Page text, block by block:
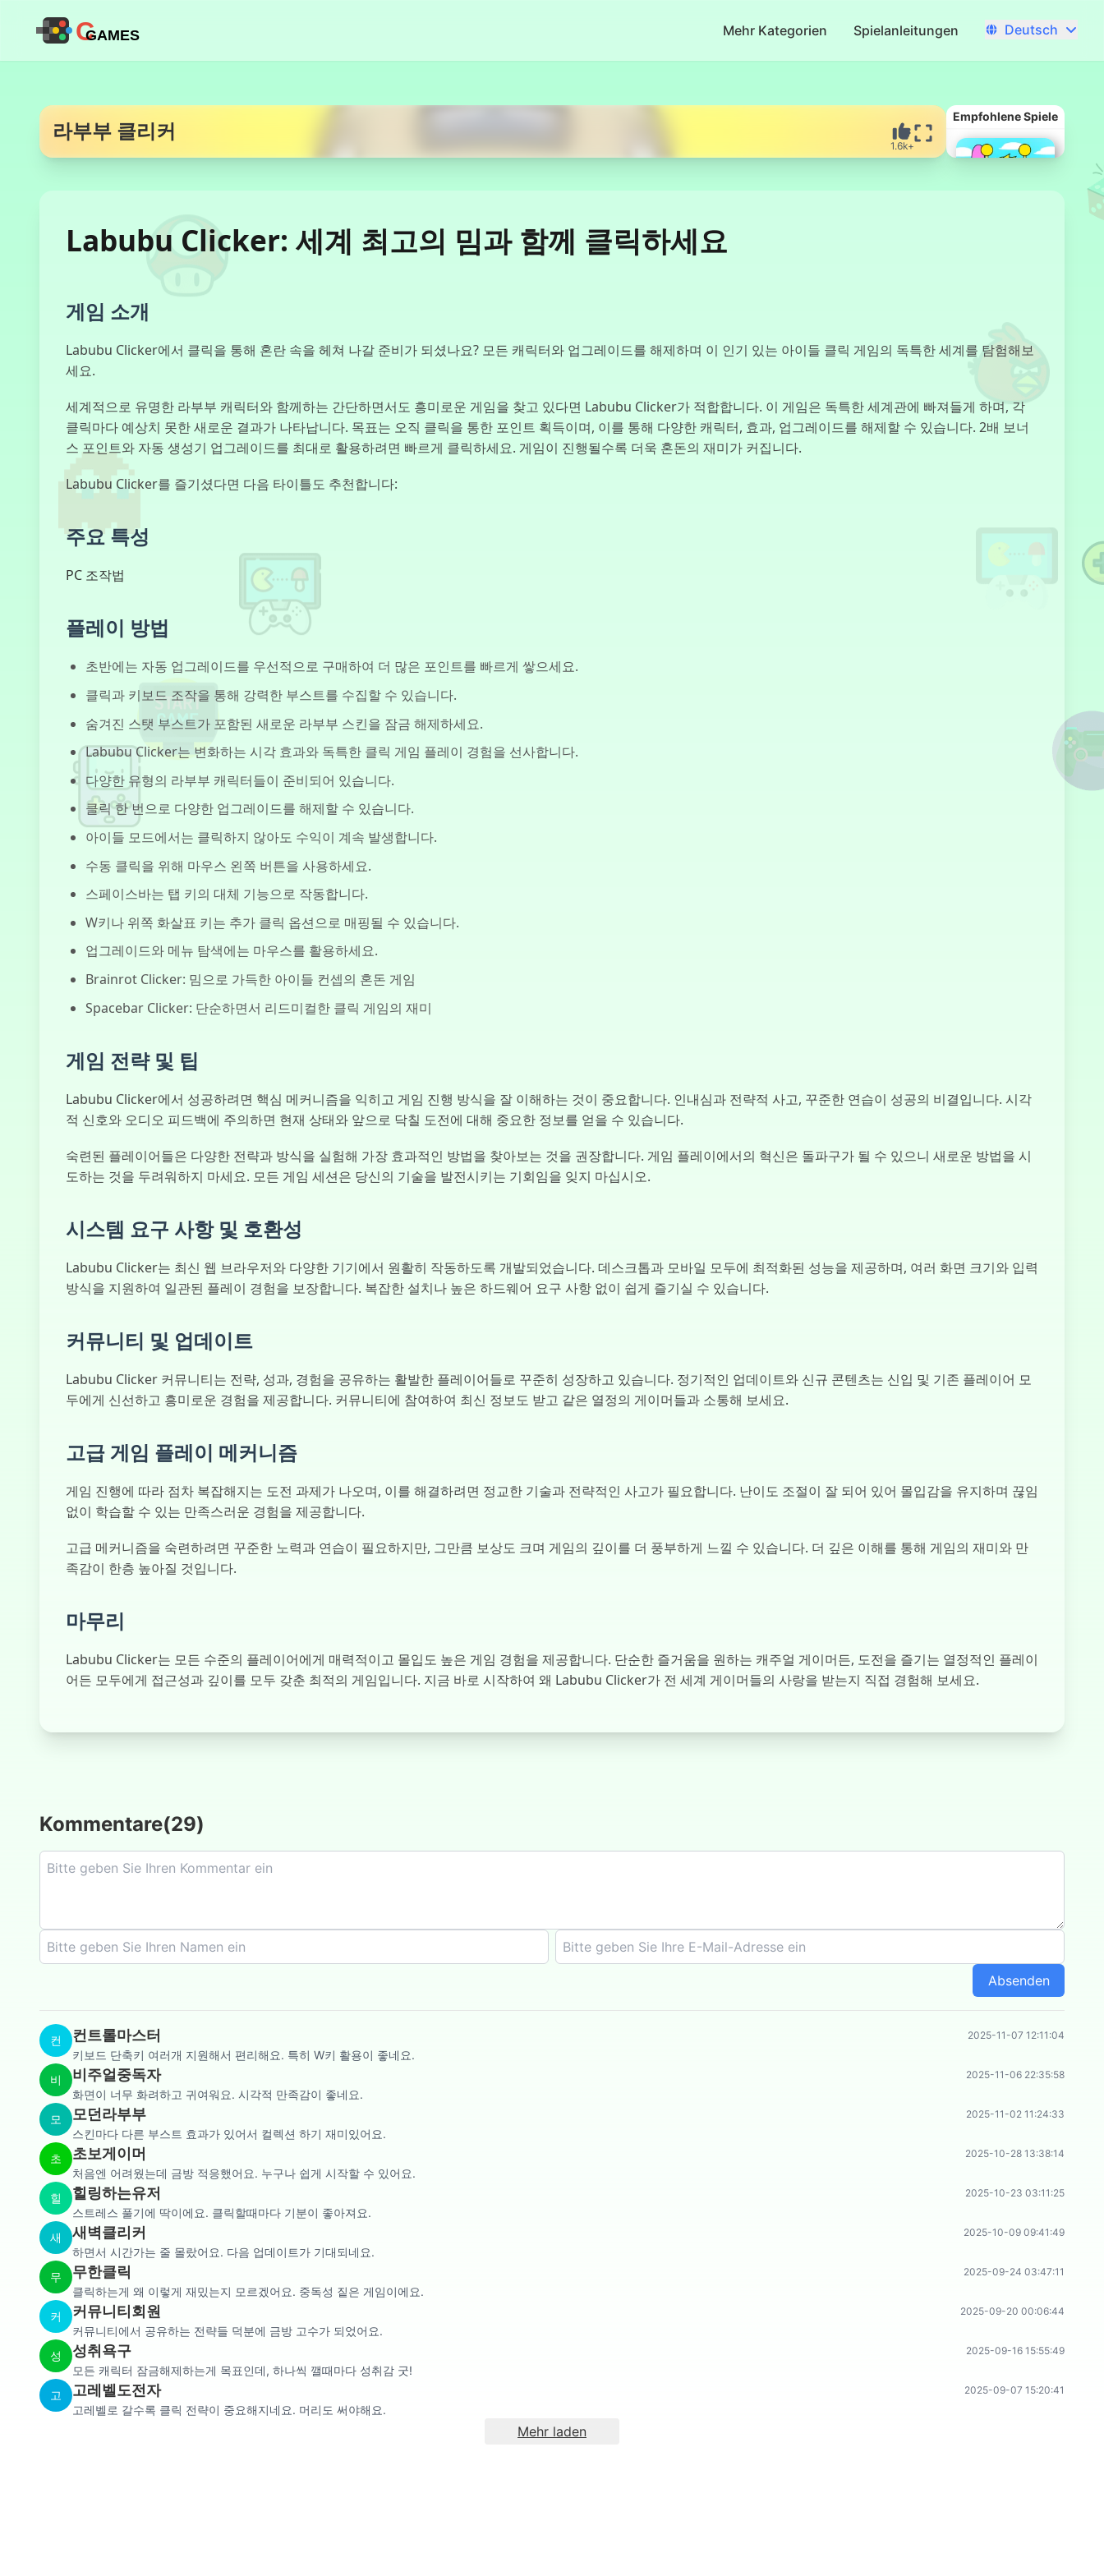
CGAMES Mehr Kategorien Spielanleitungen Deutsch
라부부 클리커
1.6k+
Empfohlene Spiele
Chill Guy
Clicker 3D
Leertasten
Labubu Clicker: 세계 최고의 밈과 함께 클릭하세요
게임 소개
Labubu Clicker에서 클릭을 통해 혼란 속을 헤쳐 나갈 준비가 되셨나요? 모든 캐릭터와 업그레이드를 해제하며 이 인기 있는 아이들 클릭 게임의 독특한 세계를 탐험해보
세요.
세계적으로 유명한 라부부 캐릭터와 함께하는 간단하면서도 흥미로운 게임을 찾고 있다면 Labubu Clicker가 적합합니다. 이 게임은 독특한 세계관에 빠져들게 하며, 각
클릭마다 예상치 못한 새로운 결과가 나타납니다. 목표는 오직 클릭을 통한 포인트 획득이며, 이를 통해 다양한 캐릭터, 효과, 업그레이드를 해제할 수 있습니다. 2배 보너
스 포인트와 자동 생성기 업그레이드를 최대로 활용하려면 빠르게 클릭하세요. 게임이 진행될수록 더욱 혼돈의 재미가 커집니다.
Labubu Clicker를 즐기셨다면 다음 타이틀도 추천합니다:
주요 특성
PC 조작법
플레이 방법
초반에는 자동 업그레이드를 우선적으로 구매하여 더 많은 포인트를 빠르게 쌓으세요.
클릭과 키보드 조작을 통해 강력한 부스트를 수집할 수 있습니다.
숨겨진 스탯 부스트가 포함된 새로운 라부부 스킨을 잠금 해제하세요.
Labubu Clicker는 변화하는 시각 효과와 독특한 클릭 게임 플레이 경험을 선사합니다.
다양한 유형의 라부부 캐릭터들이 준비되어 있습니다.
클릭 한 번으로 다양한 업그레이드를 해제할 수 있습니다.
아이들 모드에서는 클릭하지 않아도 수익이 계속 발생합니다.
수동 클릭을 위해 마우스 왼쪽 버튼을 사용하세요.
스페이스바는 탭 키의 대체 기능으로 작동합니다.
W키나 위쪽 화살표 키는 추가 클릭 옵션으로 매핑될 수 있습니다.
업그레이드와 메뉴 탐색에는 마우스를 활용하세요.
Brainrot Clicker: 밈으로 가득한 아이들 컨셉의 혼돈 게임
Spacebar Clicker: 단순하면서 리드미컬한 클릭 게임의 재미
게임 전략 및 팁
Labubu Clicker에서 성공하려면 핵심 메커니즘을 익히고 게임 진행 방식을 잘 이해하는 것이 중요합니다. 인내심과 전략적 사고, 꾸준한 연습이 성공의 비결입니다. 시각
적 신호와 오디오 피드백에 주의하면 현재 상태와 앞으로 닥칠 도전에 대해 중요한 정보를 얻을 수 있습니다.
숙련된 플레이어들은 다양한 전략과 방식을 실험해 가장 효과적인 방법을 찾아보는 것을 권장합니다. 게임 플레이에서의 혁신은 돌파구가 될 수 있으니 새로운 방법을 시
도하는 것을 두려워하지 마세요. 모든 게임 세션은 당신의 기술을 발전시키는 기회임을 잊지 마십시오.
시스템 요구 사항 및 호환성
Labubu Clicker는 최신 웹 브라우저와 다양한 기기에서 원활히 작동하도록 개발되었습니다. 데스크톱과 모바일 모두에 최적화된 성능을 제공하며, 여러 화면 크기와 입력
방식을 지원하여 일관된 플레이 경험을 보장합니다. 복잡한 설치나 높은 하드웨어 요구 사항 없이 쉽게 즐기실 수 있습니다.
커뮤니티 및 업데이트
Labubu Clicker 커뮤니티는 전략, 성과, 경험을 공유하는 활발한 플레이어들로 꾸준히 성장하고 있습니다. 정기적인 업데이트와 신규 콘텐츠는 신입 및 기존 플레이어 모
두에게 신선하고 흥미로운 경험을 제공합니다. 커뮤니티에 참여하여 최신 정보도 받고 같은 열정의 게이머들과 소통해 보세요.
고급 게임 플레이 메커니즘
게임 진행에 따라 점차 복잡해지는 도전 과제가 나오며, 이를 해결하려면 정교한 기술과 전략적인 사고가 필요합니다. 난이도 조절이 잘 되어 있어 몰입감을 유지하며 끊임
없이 학습할 수 있는 만족스러운 경험을 제공합니다.
고급 메커니즘을 숙련하려면 꾸준한 노력과 연습이 필요하지만, 그만큼 보상도 크며 게임의 깊이를 더 풍부하게 느낄 수 있습니다. 더 깊은 이해를 통해 게임의 재미와 만
족감이 한층 높아질 것입니다.
마무리
Labubu Clicker는 모든 수준의 플레이어에게 매력적이고 몰입도 높은 게임 경험을 제공합니다. 단순한 즐거움을 원하는 캐주얼 게이머든, 도전을 즐기는 열정적인 플레이
어든 모두에게 접근성과 깊이를 모두 갖춘 최적의 게임입니다. 지금 바로 시작하여 왜 Labubu Clicker가 전 세계 게이머들의 사랑을 받는지 직접 경험해 보세요.
Kommentare(29)
Absenden
컨 컨트롤마스터 2025-11-07 12:11:04
키보드 단축키 여러개 지원해서 편리해요. 특히 W키 활용이 좋네요.
비
비주얼중독자 2025-11-06 22:35:58
화면이 너무 화려하고 귀여워요. 시각적 만족감이 좋네요.
모
모던라부부 2025-11-02 11:24:33
스킨마다 다른 부스트 효과가 있어서 컬렉션 하기 재미있어요.
초
초보게이머 2025-10-28 13:38:14
처음엔 어려웠는데 금방 적응했어요. 누구나 쉽게 시작할 수 있어요.
힐
힐링하는유저 2025-10-23 03:11:25
스트레스 풀기에 딱이에요. 클릭할때마다 기분이 좋아져요.
새
새벽클리커 2025-10-09 09:41:49
하면서 시간가는 줄 몰랐어요. 다음 업데이트가 기대되네요.
무
무한클릭 2025-09-24 03:47:11
클릭하는게 왜 이렇게 재밌는지 모르겠어요. 중독성 짙은 게임이에요.
커
커뮤니티회원 2025-09-20 00:06:44
커뮤니티에서 공유하는 전략들 덕분에 금방 고수가 되었어요.
성
성취욕구 2025-09-16 15:55:49
모든 캐릭터 잠금해제하는게 목표인데, 하나씩 깰때마다 성취감 굿!
고
고레벨도전자 2025-09-07 15:20:41
고레벨로 갈수록 클릭 전략이 중요해지네요. 머리도 써야해요.
Mehr laden